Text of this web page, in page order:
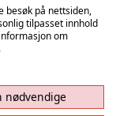
besøk på nettsiden,
tilpasset innhold
om
nødvendige